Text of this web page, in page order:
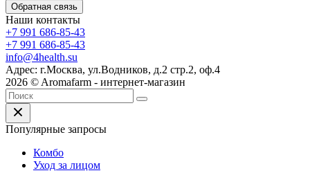
Обратная связь
Наши контакты
+7 991 686-85-43
+7 991 686-85-43
info@4health.su
Адрес: г.Москва, ул.Водников, д.2 стр.2, оф.4
2026 © Aromafarm - интернет-магазин
Популярные запросы
Комбо
Уход за лицом